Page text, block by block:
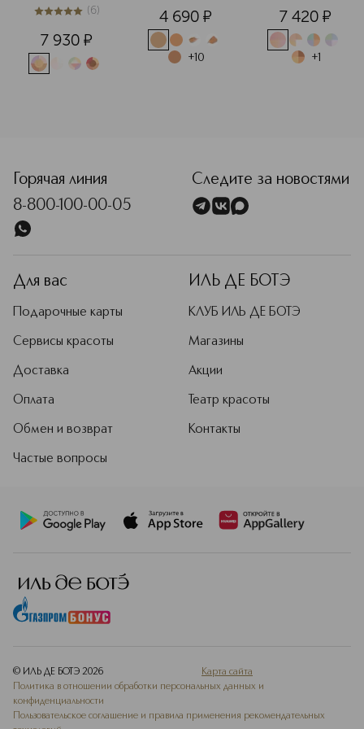
of Powder
Пудра для лица
5из 56 (6)
7 930 ¤
OIL CONTROL
Тональная
основа
4 690 ¤
+10
7 420 ¤
+1
Горячая линия
8-800-100-00-05
Следите за новостями
Для вас
Подарочные карты
Сервисы красоты
Доставка
Оплата
Обмен и возврат
Частые вопросы
ИЛЬ ДЕ БОТЭ
КЛУБ ИЛЬ ДЕ БОТЭ
Магазины
Акции
Театр красоты
Контакты
© ИЛЬ ДЕ БОТЭ 2026
Карта сайта
Политика в отношении обработки персональных данных и
конфиденциальности
Пользовательское соглашение и правила применения рекомендательных